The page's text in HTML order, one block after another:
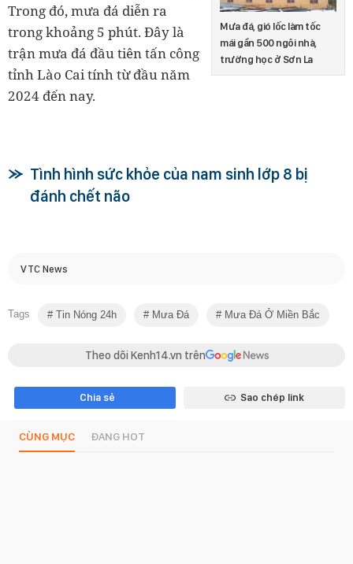
Mưa đá, gió lốc làm tốc
mái gần 500 ngôi nhà,
trường học ở Sơn La
Trong đó, mưa đá diễn ra
trong khoảng 5 phút. Đây là
trận mưa đá đầu tiên tấn công
tỉnh Lào Cai tính từ đầu năm
2024 đến nay.
Tình hình sức khỏe của nam sinh lớp 8 bị
đánh chết não
VTC News
Tags Tin Nóng 24h Mưa Đá Mưa Đá Ở Miền Bắc
Theo dõi Kenh14.vn trên
Chia sẻ Sao chép link
CÙNG MỤC ĐANG HOT